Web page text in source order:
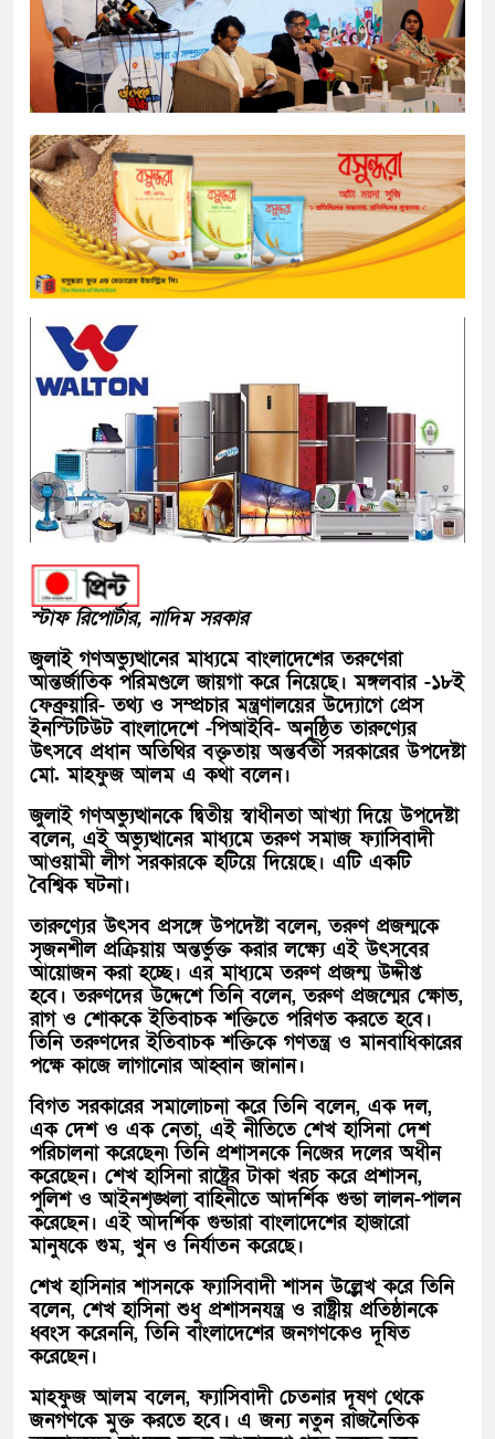
স্টাফ রিপোর্টার, নাদিম সরকার
জুলাই গণঅভ্যুত্থানের মাধ্যমে বাংলাদেশের তরুণেরা
আন্তর্জাতিক পরিমণ্ডলে জায়গা করে নিয়েছে। মঙ্গলবার -১৮ই
ফেব্রুয়ারি- তথ্য ও সম্প্রচার মন্ত্রণালয়ের উদ্যোগে প্রেস
ইনস্টিটিউট বাংলাদেশে -পিআইবি- অনুষ্ঠিত তারুণ্যের
উৎসবে প্রধান অতিথির বক্তৃতায় অন্তর্বর্তী সরকারের উপদেষ্টা
মো. মাহফুজ আলম এ কথা বলেন।
জুলাই গণঅভ্যুত্থানকে দ্বিতীয় স্বাধীনতা আখ্যা দিয়ে উপদেষ্টা
বলেন, এই অভ্যুত্থানের মাধ্যমে তরুণ সমাজ ফ্যাসিবাদী
আওয়ামী লীগ সরকারকে হটিয়ে দিয়েছে। এটি একটি
বৈশ্বিক ঘটনা।
তারুণ্যের উৎসব প্রসঙ্গে উপদেষ্টা বলেন, তরুণ প্রজন্মকে
সৃজনশীল প্রক্রিয়ায় অন্তর্ভুক্ত করার লক্ষ্যে এই উৎসবের
আয়োজন করা হচ্ছে। এর মাধ্যমে তরুণ প্রজন্ম উদ্দীপ্ত
হবে। তরুণদের উদ্দেশে তিনি বলেন, তরুণ প্রজন্মের ক্ষোভ,
রাগ ও শোককে ইতিবাচক শক্তিতে পরিণত করতে হবে।
তিনি তরুণদের ইতিবাচক শক্তিকে গণতন্ত্র ও মানবাধিকারের
পক্ষে কাজে লাগানোর আহ্বান জানান।
বিগত সরকারের সমালোচনা করে তিনি বলেন, এক দল,
এক দেশ ও এক নেতা, এই নীতিতে শেখ হাসিনা দেশ
পরিচালনা করেছেন৷ তিনি প্রশাসনকে নিজের দলের অধীন
করেছেন। শেখ হাসিনা রাষ্ট্রের টাকা খরচ করে প্রশাসন,
পুলিশ ও আইনশৃঙ্খলা বাহিনীতে আদর্শিক গুন্ডা লালন-পালন
করেছেন। এই আদর্শিক গুন্ডারা বাংলাদেশের হাজারো
মানুষকে গুম, খুন ও নির্যাতন করেছে।
শেখ হাসিনার শাসনকে ফ্যাসিবাদী শাসন উল্লেখ করে তিনি
বলেন, শেখ হাসিনা শুধু প্রশাসনযন্ত্র ও রাষ্ট্রীয় প্রতিষ্ঠানকে
ধ্বংস করেননি, তিনি বাংলাদেশের জনগণকেও দূষিত
করেছেন।
মাহফুজ আলম বলেন, ফ্যাসিবাদী চেতনার দূষণ থেকে
জনগণকে মুক্ত করতে হবে। এ জন্য নতুন রাজনৈতিক